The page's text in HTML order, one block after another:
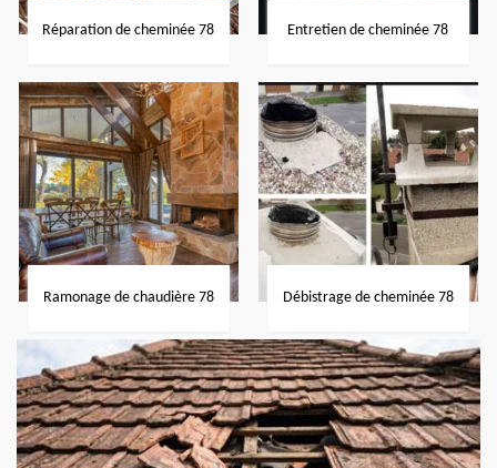
Réparation de cheminée 78 Entretien de cheminée 78
Ramonage de chaudière 78 Débistrage de cheminée 78